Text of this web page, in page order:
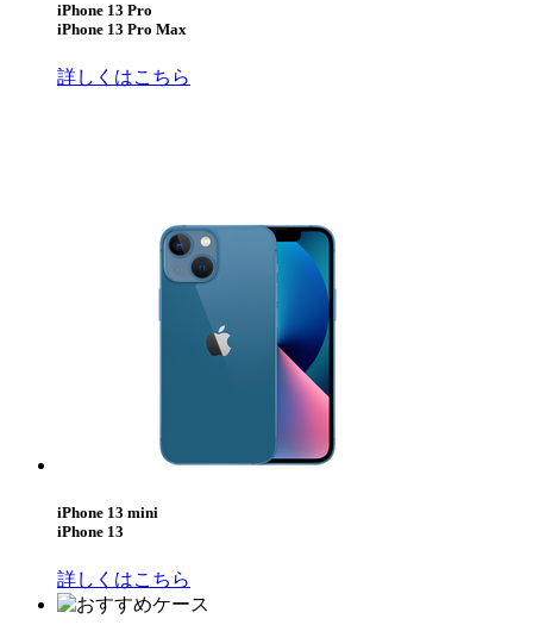
iPhone 13 Pro
iPhone 13 Pro Max
詳しくはこちら
iPhone 13 mini
iPhone 13
詳しくはこちら